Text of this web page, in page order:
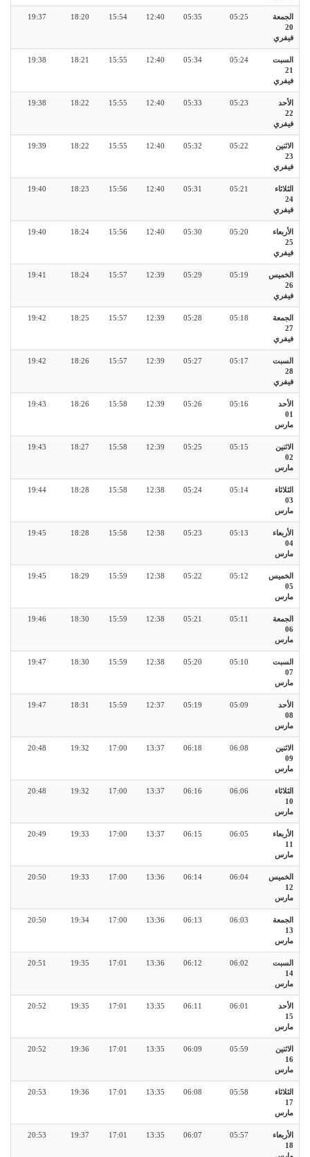
الجمعة
20
فيفري
05:25
05:35
12:40
15:54
18:20
19:37
السبت
21
فيفري
05:24
05:34
12:40
15:55
18:21
19:38
الأحد
22
فيفري
05:23
05:33
12:40
15:55
18:22
19:38
الاثنين
23
فيفري
05:22
05:32
12:40
15:55
18:22
19:39
الثلاثاء
24
فيفري
05:21
05:31
12:40
15:56
18:23
19:40
الأربعاء
25
فيفري
05:20
05:30
12:40
15:56
18:24
19:40
الخميس
26
فيفري
05:19
05:29
12:39
15:57
18:24
19:41
الجمعة
27
فيفري
05:18
05:28
12:39
15:57
18:25
19:42
السبت
28
فيفري
05:17
05:27
12:39
15:57
18:26
19:42
الأحد
01
مارس
05:16
05:26
12:39
15:58
18:26
19:43
الاثنين
02
مارس
05:15
05:25
12:39
15:58
18:27
19:43
الثلاثاء
03
مارس
05:14
05:24
12:38
15:58
18:28
19:44
الأربعاء
04
مارس
05:13
05:23
12:38
15:58
18:28
19:45
الخميس
05
مارس
05:12
05:22
12:38
15:59
18:29
19:45
الجمعة
06
مارس
05:11
05:21
12:38
15:59
18:30
19:46
السبت
07
مارس
05:10
05:20
12:38
15:59
18:30
19:47
الأحد
08
مارس
05:09
05:19
12:37
15:59
18:31
19:47
الاثنين
09
مارس
06:08
06:18
13:37
17:00
19:32
20:48
الثلاثاء
10
مارس
06:06
06:16
13:37
17:00
19:32
20:48
الأربعاء
11
مارس
06:05
06:15
13:37
17:00
19:33
20:49
الخميس
12
مارس
06:04
06:14
13:36
17:00
19:33
20:50
الجمعة
13
مارس
06:03
06:13
13:36
17:00
19:34
20:50
السبت
14
مارس
06:02
06:12
13:36
17:01
19:35
20:51
الأحد
15
مارس
06:01
06:11
13:35
17:01
19:35
20:52
الاثنين
16
مارس
05:59
06:09
13:35
17:01
19:36
20:52
الثلاثاء
17
مارس
05:58
06:08
13:35
17:01
19:36
20:53
الأربعاء
18
05:57
06:07
13:35
17:01
19:37
20:53